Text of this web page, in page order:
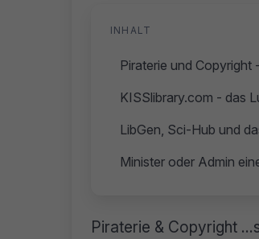
INHALT
Piraterie und Copyright
KISSlibrary.com - das
LibGen, Sci-Hub und
Minister oder Admin
Piraterie & Copyright